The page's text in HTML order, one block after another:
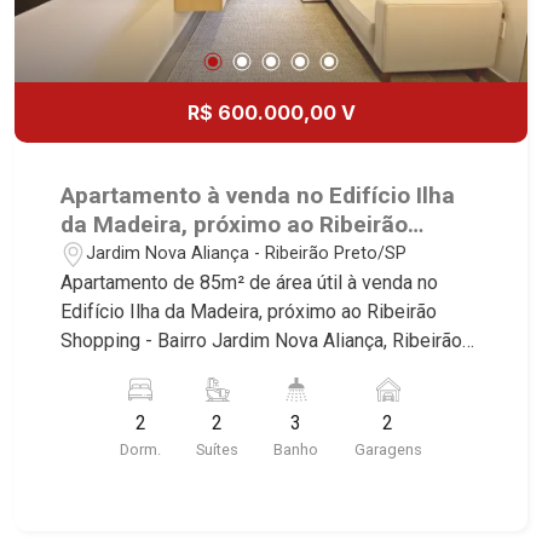
R$ 600.000,00 V
Apartamento à venda no Edifício Ilha
da Madeira, próximo ao Ribeirão
Shopping - Ribeirão Preto/SP.
Jardim Nova Aliança - Ribeirão Preto/SP
Apartamento de 85m² de área útil à venda no
Edifício Ilha da Madeira, próximo ao Ribeirão
Shopping - Bairro Jardim Nova Aliança, Ribeirão
imóvel que a Martinelli Imobiliária selecionou
para você: - 85m² de área útil - 2 suítes - Sala 2
ambientes - Lavabo - Cozinha - Área de serviço -
2
Dorm.
2
Suítes
3
Banho
2
Garagens